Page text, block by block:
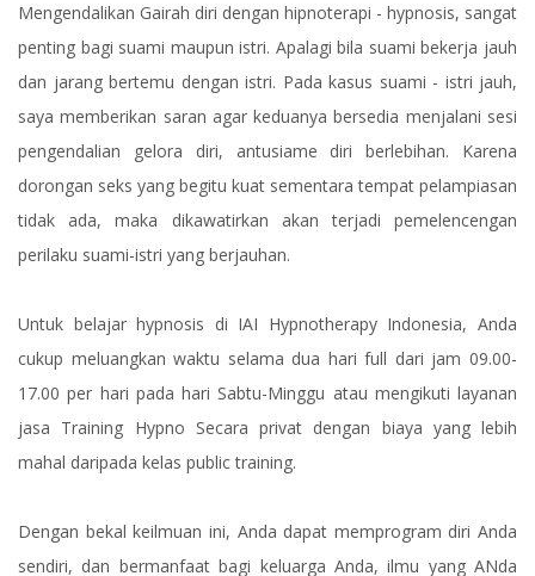
Mengendalikan Gairah diri dengan hipnoterapi - hypnosis, sangat
penting bagi suami maupun istri. Apalagi bila suami bekerja jauh
dan jarang bertemu dengan istri. Pada kasus suami - istri jauh,
saya memberikan saran agar keduanya bersedia menjalani sesi
pengendalian gelora diri, antusiame diri berlebihan. Karena
dorongan seks yang begitu kuat sementara tempat pelampiasan
tidak ada, maka dikawatirkan akan terjadi pemelencengan
perilaku suami-istri yang berjauhan.
Untuk belajar hypnosis di IAI Hypnotherapy Indonesia, Anda
cukup meluangkan waktu selama dua hari full dari jam 09.00-
17.00 per hari pada hari Sabtu-Minggu atau mengikuti layanan
jasa Training Hypno Secara privat dengan biaya yang lebih
mahal daripada kelas public training.
Dengan bekal keilmuan ini, Anda dapat memprogram diri Anda
sendiri, dan bermanfaat bagi keluarga Anda, ilmu yang ANda